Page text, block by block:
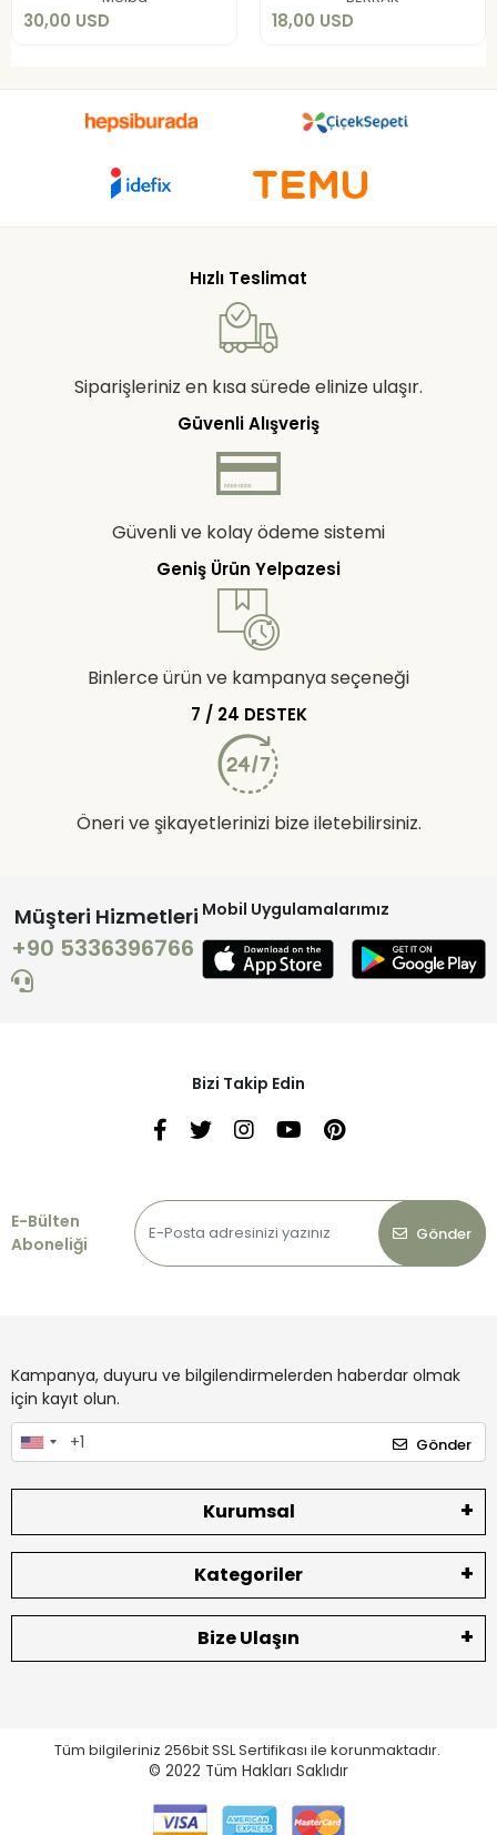
30,00 USD 18,00 USD
Hızlı Teslimat
Siparişleriniz en kısa sürede elinize ulaşır.
Güvenli Alışveriş
Güvenli ve kolay ödeme sistemi
Geniş Ürün Yelpazesi
Binlerce ürün ve kampanya seçeneği
7 / 24 DESTEK
Öneri ve şikayetlerinizi bize iletebilirsiniz.
Müşteri Hizmetleri
+90 5336396766
Mobil Uygulamalarımız
Bizi Takip Edin
E-Bülten
Aboneliği
Gönder
Kampanya, duyuru ve bilgilendirmelerden haberdar olmak
için kayıt olun.
Gönder
Kurumsal
Kategoriler
Bize Ulaşın
Tüm bilgileriniz 256bit SSL Sertifikası ile korunmaktadır.
© 2022 Tüm Hakları Saklıdır